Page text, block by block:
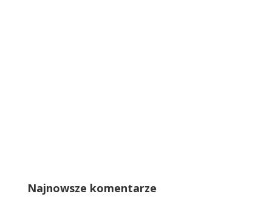
Najnowsze komentarze